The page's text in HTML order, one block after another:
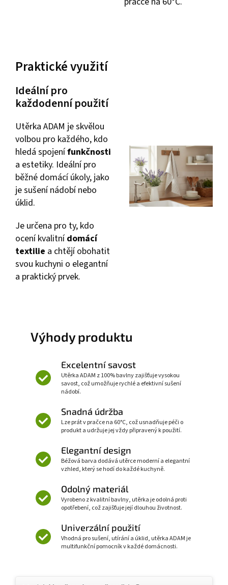
Praktické využití
Ideální pro
každodenní použití
Utěrka ADAM je skvělou
volbou pro každého, kdo
hledá spojenífunkčnosti
a estetiky. Ideální pro
běžné domácí úkoly, jako
je sušení nádobí nebo
úklid.
Je určena pro ty, kdo
ocení kvalitnídomácí
textilie a chtějí obohatit
svou kuchyni o elegantní
a praktický prvek.
Výhody produktu
Excelentní savost
Utěrka ADAM z 100% bavlny zajišťuje vysokou
savost, což umožňuje rychlé a efektivní sušení
nádobí.
Snadná údržba
Lze prát v pračce na 60°C, což usnadňuje péči o
produkt a udržuje jej vždy připravený k použití.
Elegantní design
Béžová barva dodává utěrce moderní a elegantní
vzhled, který se hodí do každé kuchyně.
Odolný materiál
Vyrobeno z kvalitní bavlny, utěrka je odolná proti
opotřebení, což zajišťuje její dlouhou životnost.
Univerzální použití
Vhodná pro sušení, utírání a úklid, utěrka ADAM je
multifunkční pomocník v každé domácnosti.